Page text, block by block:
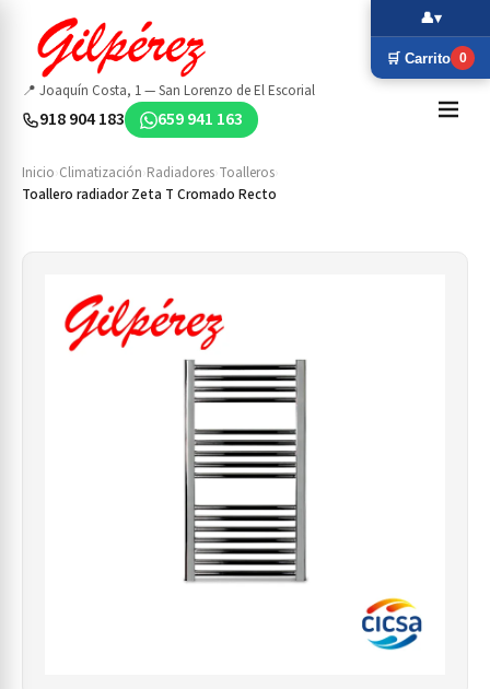
📍 Joaquín Costa, 1 — San Lorenzo de El Escorial
918 904 183 659 941 163
Inicio Climatización Radiadores Toalleros
Toallero radiador Zeta T Cromado Recto
🛒 Carrito 0
👤▾